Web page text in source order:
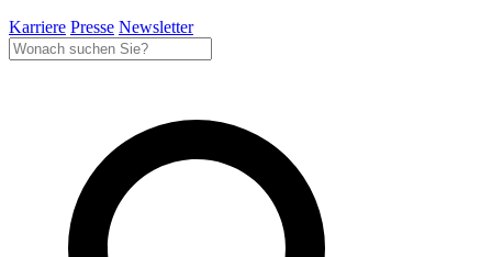
Karriere Presse Newsletter